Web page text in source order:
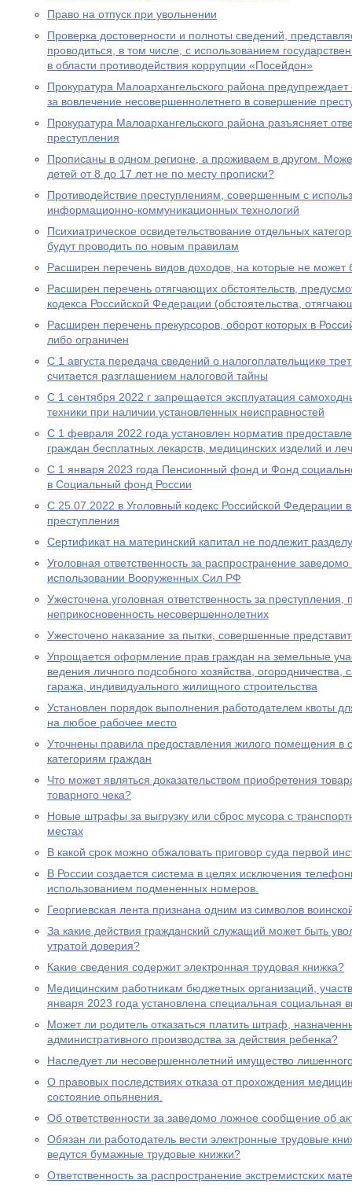
Право на отпуск при увольнении
Проверка достоверности и полноты сведений,
проводиться, в том числе, с использованием
в области противодействия коррупции «Посейдон»
Прокуратура Малоархангельского района предупреждает
за вовлечение несовершеннолетнего в совершение
Прокуратура Малоархангельского района разъясняет
преступления
Прописаны в одном регионе, а проживаем в другом.
детей от 8 до 17 лет не по месту прописки?
Противодействие преступлениям, совершенным с
информационно-коммуникационных технологий
Психиатрическое освидетельствование отдельных
будут проводить по новым правилам
Расширен перечень видов доходов, на которые не может
Расширен перечень отягчающих обстоятельств,
кодекса Российской Федерации (обстоятельства,
Расширен перечень прекурсоров, оборот которых в
либо ограничен
С 1 августа передача сведений о налогоплательщике
считается разглашением налоговой тайны
С 1 сентября 2022 г запрещается эксплуатация
техники при наличии установленных неисправностей
С 1 февраля 2022 года установлен норматив
граждан бесплатных лекарств, медицинских изделий и
С 1 января 2023 года Пенсионный фонд и Фонд
в Социальный фонд России
С 25.07.2022 в Уголовный кодекс Российской Федерации
преступления
Сертификат на материнский капитал не подлежит
Уголовная ответственность за распространение
использовании Вооруженных Сил РФ
Ужесточена уголовная ответственность за
неприкосновенность несовершеннолетних
Ужесточено наказание за пытки, совершенные
Упрощается оформление прав граждан на земельные
ведения личного подсобного хозяйства, огородничества,
гаража, индивидуального жилищного строительства
Установлен порядок выполнения работодателем квоты
на любое рабочее место
Уточнены правила предоставления жилого помещения в
категориям граждан
Что может являться доказательством приобретения
товарного чека?
Новые штрафы за выгрузку или сброс мусора с
местах
В какой срок можно обжаловать приговор суда первой
В России создается система в целях исключения
использованием подмененных номеров.
Георгиевская лента признана одним из символов
За какие действия гражданский служащий может быть
утратой доверия?
Какие сведения содержит электронная трудовая книжка?
Медицинским работникам бюджетных организаций,
января 2023 года установлена специальная социальная
Может ли родитель отказаться платить штраф,
административного производства за действия ребенка?
Наследует ли несовершеннолетний имущество
О правовых последствиях отказа от прохождения
состояние опьянения.
Об ответственности за заведомо ложное сообщение об
Обязан ли работодатель вести электронные трудовые
ведутся бумажные трудовые книжки?
Ответственность за распространение экстремистских